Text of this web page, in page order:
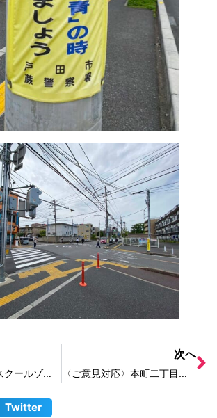
〈ご意見対応〉スクールゾーンでの歩行者側も安全意識を持つために
次へ
〈ご意見対応〉本町二丁目交差点を斜め横断を可能にしてほしい
Twitter